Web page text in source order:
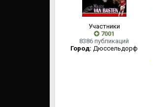
Участники
7001
8386 публикаций
Город: Дюссельдорф